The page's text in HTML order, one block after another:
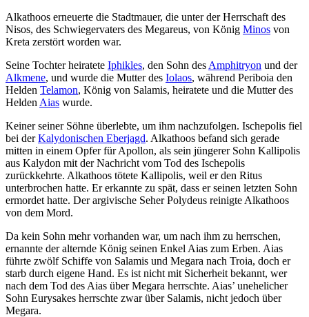
Alkathoos erneuerte die Stadtmauer, die unter der Herrschaft des
Nisos, des Schwiegervaters des Megareus, von König Minos von
Kreta zerstört worden war.
Seine Tochter heiratete Iphikles, den Sohn des Amphitryon und der
Alkmene, und wurde die Mutter des Iolaos, während Periboia den
Helden Telamon, König von Salamis, heiratete und die Mutter des
Helden Aias wurde.
Keiner seiner Söhne überlebte, um ihm nachzufolgen. Ischepolis fiel
bei derKalydonischen Eberjagd. Alkathoos befand sich gerade
mitten in einem Opfer für Apollon, als sein jüngerer Sohn Kallipolis
aus Kalydon mit der Nachricht vom Tod des Ischepolis
zurückkehrte. Alkathoos tötete Kallipolis, weil er den Ritus
unterbrochen hatte. Er erkannte zu spät, dass er seinen letzten Sohn
ermordet hatte. Der argivische Seher Polydeus reinigte Alkathoos
von dem Mord.
Da kein Sohn mehr vorhanden war, um nach ihm zu herrschen,
ernannte der alternde König seinen Enkel Aias zum Erben. Aias
führte zwölf Schiffe von Salamis und Megara nach Troia, doch er
starb durch eigene Hand. Es ist nicht mit Sicherheit bekannt, wer
nach dem Tod des Aias über Megara herrschte. Aias’ unehelicher
Sohn Eurysakes herrschte zwar über Salamis, nicht jedoch über
Megara.